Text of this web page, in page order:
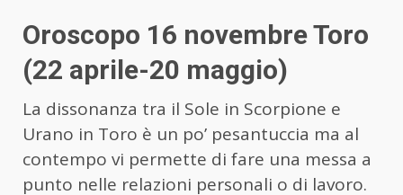
Oroscopo 16 novembre Toro
(22 aprile-20 maggio)
La dissonanza tra il Sole in Scorpione e
Urano in Toro è un po’ pesantuccia ma al
contempo vi permette di fare una messa a
punto nelle relazioni personali o di lavoro.